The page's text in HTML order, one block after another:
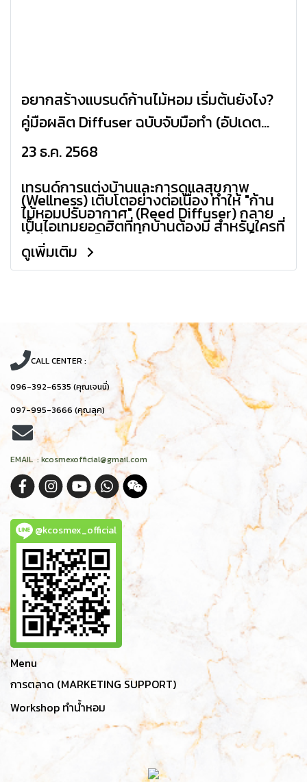
อยากสร้างแบรนด์ก้านไม้หอม เริ่มต้นยังไง?
คู่มือผลิต Diffuser ฉบับจับมือทำ (อัปเดต
2026)
23 ธ.ค. 2568
เทรนด์การแต่งบ้านและการดูแลสุขภาพ
(Wellness) เติบโตอย่างต่อเนื่อง ทำให้ "ก้าน
ไม้หอมปรับอากาศ" (Reed Diffuser) กลาย
เป็นไอเทมยอดฮิตที่ทุกบ้านต้องมี สำหรับใครที่
กำลังมองหาโอกาสทางธุรกิจและอยากเป็น
เจ้าของแบรนด์เครื่องหอม วันนี้เราจะพาไปดู
ขั้นตอนการสร้างแบรนด์ตั้งแต่ศูนย์จนถึงวันที่
สินค้าวางขายแบบละเอียดครับ
ดูเพิ่มเติม
CALL CENTER :
096-392-6535 (คุณเจนนี่)
097-995-3666 (คุณลุค)
EMAIL : kcosmexofficial@gmail.com
@kcosmex_official
Menu
การตลาด (MARKETING SUPPORT)
Workshop ทำน้ำหอม